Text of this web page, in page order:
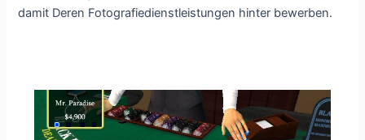
damit Deren Fotografiedienstleistungen hinter bewerben.